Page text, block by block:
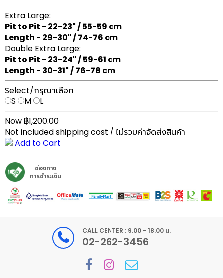
Extra Large:
Pit to Pit - 22-23" / 55-59 cm
Length - 29-30" / 74-76 cm
Double Extra Large:
Pit to Pit - 23-24" / 59-61 cm
Length - 30-31" / 76-78 cm
Select/กรุณาเลือก
S
M
L
Now ฿1,200.00
Not included shipping cost / ไม่รวมค่าจัดส่งสินค้า
Add to Cart
ช่องทาง
การชำระเงิน
CALL CENTER : 9.00 - 18.00 น.
02-262-3456